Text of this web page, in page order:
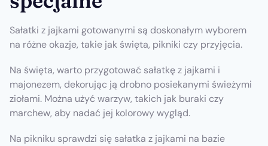
Sałatki z jajkami gotowanymi są doskonałym wyborem
na różne okazje, takie jak święta, pikniki czy przyjęcia.
Na święta, warto przygotować sałatkę z jajkami i
majonezem, dekorując ją drobno posiekanymi świeżymi
ziołami. Można użyć warzyw, takich jak buraki czy
marchew, aby nadać jej kolorowy wygląd.
Na pikniku sprawdzi się sałatka z jajkami na bazie